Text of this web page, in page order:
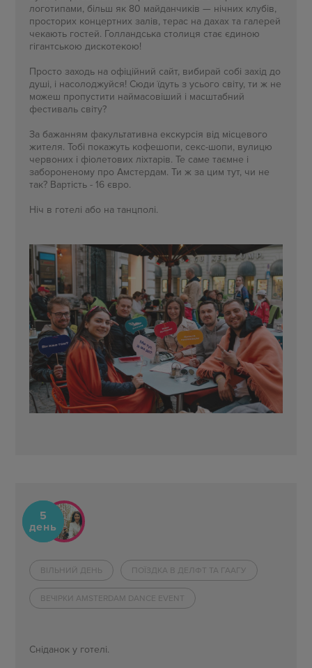
логотипами, більш як 80 майданчиків — нічних клубів,
просторих концертних залів, терас на дахах та галерей
чекають гостей. Голландська столиця стає єдиною
гігантською дискотекою!
Просто заходь на офіційний сайт, вибирай собі захід до
душі, і насолоджуйся! Сюди їдуть з усього світу, ти ж не
можеш пропустити наймасовіший і масштабний
фестиваль світу?
За бажанням факультативна екскурсія від місцевого
жителя. Тобі покажуть кофешопи, секс-шопи, вулицю
червоних і фіолетових ліхтарів. Те саме таємне і
забороненому про Амстердам. Ти ж за цим тут, чи не
так? Вартість - 16 євро.
Ніч в готелі або на танцполі.
5
день
ВІЛЬНИЙ ДЕНЬ ПОЇЗДКА В ДЕЛФТ ТА ГААГУ
ВЕЧІРКИ AMSTERDAM DANCE EVENT
Сніданок у готелі.